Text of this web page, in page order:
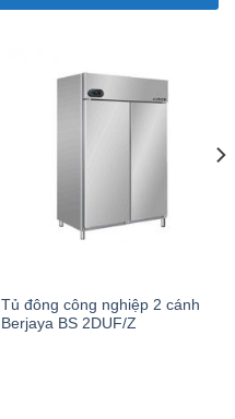
Tủ đông công nghiệp 2 cánh
Berjaya BS 2DUF/Z